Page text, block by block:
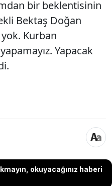
bir beklentisinin
Bektaş Doğan
Kurban
Yapacak
okuyacağınız haberi